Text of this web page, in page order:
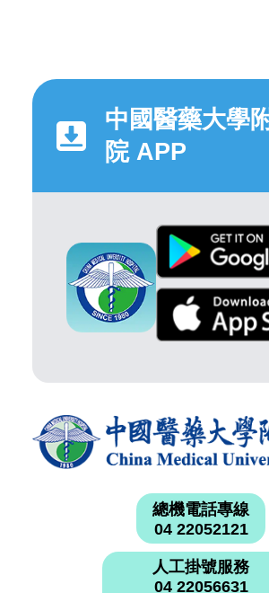
中國醫藥大學
院 APP
總機電話專線
04 22052121
人工掛號服務
04 22056631